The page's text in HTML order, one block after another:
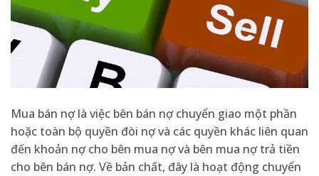
Mua bán nợ là việc bên bán nợ chuyển giao một phần
hoặc toàn bộ quyền đòi nợ và các quyền khác liên quan
đến khoản nợ cho bên mua nợ và bên mua nợ trả tiền
cho bên bán nợ. Về bản chất, đây là hoạt động chuyển